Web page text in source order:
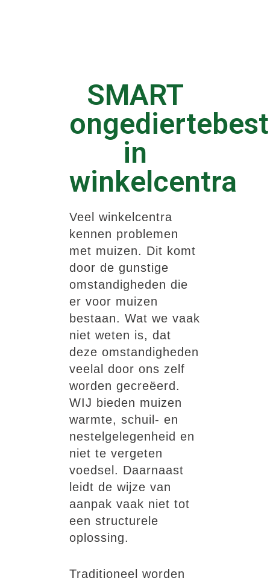
SMART
in
winkelcentra
Veel winkelcentra
kennen problemen
met muizen. Dit komt
door de gunstige
omstandigheden die
er voor muizen
bestaan. Wat we vaak
niet weten is, dat
deze omstandigheden
veelal door ons zelf
worden gecreëerd.
WIJ bieden muizen
warmte, schuil- en
nestelgelegenheid en
niet te vergeten
voedsel. Daarnaast
leidt de wijze van
aanpak vaak niet tot
een structurele
oplossing.
Traditioneel worden